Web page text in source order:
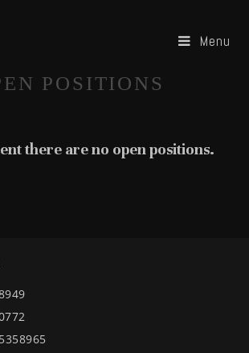
Menu
POSITIONS
there are no open positions.